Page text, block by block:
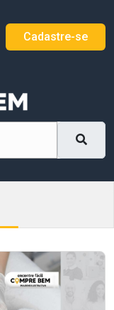
Cadastre-se